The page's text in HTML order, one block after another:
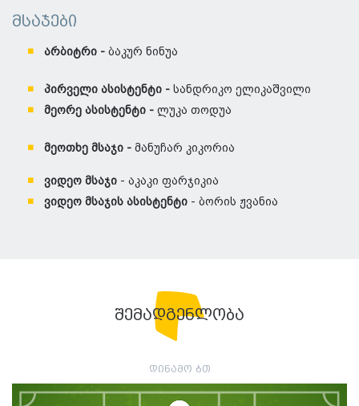
მსაჯები
არბიტრი - ბაკურ ნინუა
პირველი ასისტენტი - სანდრიკო ელიკაშვილი
მეორე ასისტენტი - ლუკა თოდუა
მეოთხე მსაჯი - მანუჩარ კიკორია
ვიდეო მსაჯი - აკაკი ფარჯიკია
ვიდეო მსაჯის ასისტენტი - ბორის ჟვანია
შემადგენლობა
დინამო ბთ